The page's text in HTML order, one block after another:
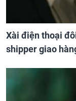
Xài điện thoại
shipper giao